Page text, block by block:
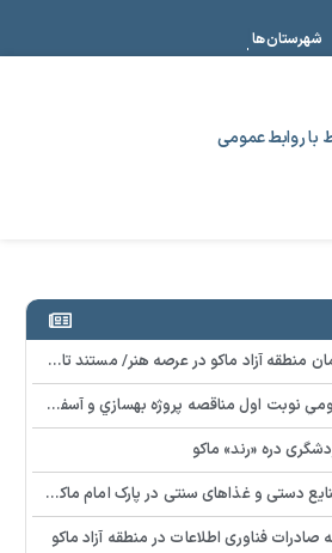
شهرستان ها
با روابط عمومی
در عرصه هنر/ مستند تاریخی «زری خانم» به کارگردانی احد عبادی رونمایی شد
بهسازي و آسفالت راه و پاركينگ مجموعه آب درماني شهرستان شوط منطقه آزاد ماكو “
دره «رند» ماکو
سنتی در پارک امام ماکو با محوریت توانمندسازی زنان
صادرات فناوری اطلاعات در منطقه آزاد ماکو